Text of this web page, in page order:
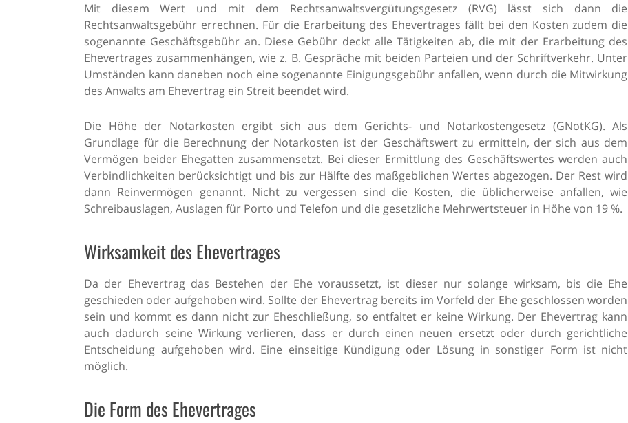
Mit diesem Wert und mit dem Rechtsanwaltsvergütungsgesetz (RVG) lässt sich dann die
Rechtsanwaltsgebühr errechnen. Für die Erarbeitung des Ehevertrages fällt bei den Kosten zudem die
sogenannte Geschäftsgebühr an. Diese Gebühr deckt alle Tätigkeiten ab, die mit der Erarbeitung des
Ehevertrages zusammenhängen, wie z. B. Gespräche mit beiden Parteien und der Schriftverkehr. Unter
Umständen kann daneben noch eine sogenannte Einigungsgebühr anfallen, wenn durch die Mitwirkung
des Anwalts am Ehevertrag ein Streit beendet wird.
Die Höhe der Notarkosten ergibt sich aus dem Gerichts- und Notarkostengesetz (GNotKG). Als
Grundlage für die Berechnung der Notarkosten ist der Geschäftswert zu ermitteln, der sich aus dem
Vermögen beider Ehegatten zusammensetzt. Bei dieser Ermittlung des Geschäftswertes werden auch
Verbindlichkeiten berücksichtigt und bis zur Hälfte des maßgeblichen Wertes abgezogen. Der Rest wird
dann Reinvermögen genannt. Nicht zu vergessen sind die Kosten, die üblicherweise anfallen, wie
Schreibauslagen, Auslagen für Porto und Telefon und die gesetzliche Mehrwertsteuer in Höhe von 19 %.
Wirksamkeit des Ehevertrages
Da der Ehevertrag das Bestehen der Ehe voraussetzt, ist dieser nur solange wirksam, bis die Ehe
geschieden oder aufgehoben wird. Sollte der Ehevertrag bereits im Vorfeld der Ehe geschlossen worden
sein und kommt es dann nicht zur Eheschließung, so entfaltet er keine Wirkung. Der Ehevertrag kann
auch dadurch seine Wirkung verlieren, dass er durch einen neuen ersetzt oder durch gerichtliche
Entscheidung aufgehoben wird. Eine einseitige Kündigung oder Lösung in sonstiger Form ist nicht
möglich.
Die Form des Ehevertrages